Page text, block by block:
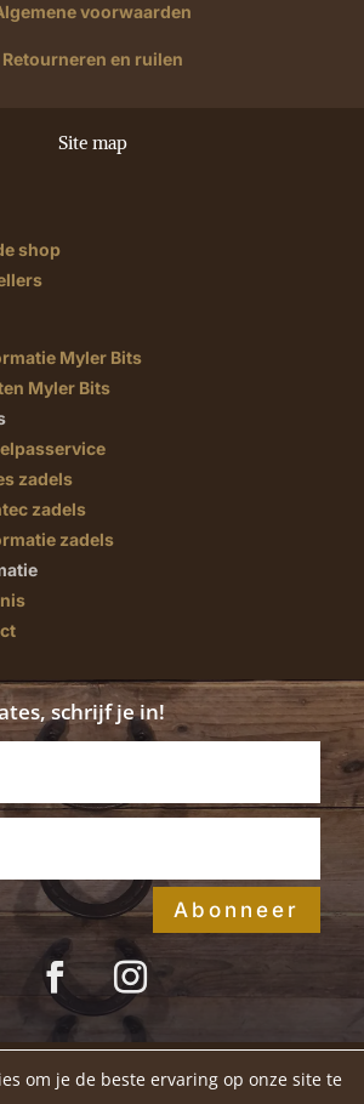
voorwaarden
Retourneren en ruilen
Site map
shop
Myler Bits
Myler Bits
zadels
zadels
zadels
schrijf je in!
Abonneer
om je de beste ervaring op onze site te